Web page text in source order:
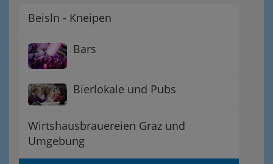
Beisln - Kneipen
Bars
Bierlokale und Pubs
Wirtshausbrauereien Graz und
Umgebung